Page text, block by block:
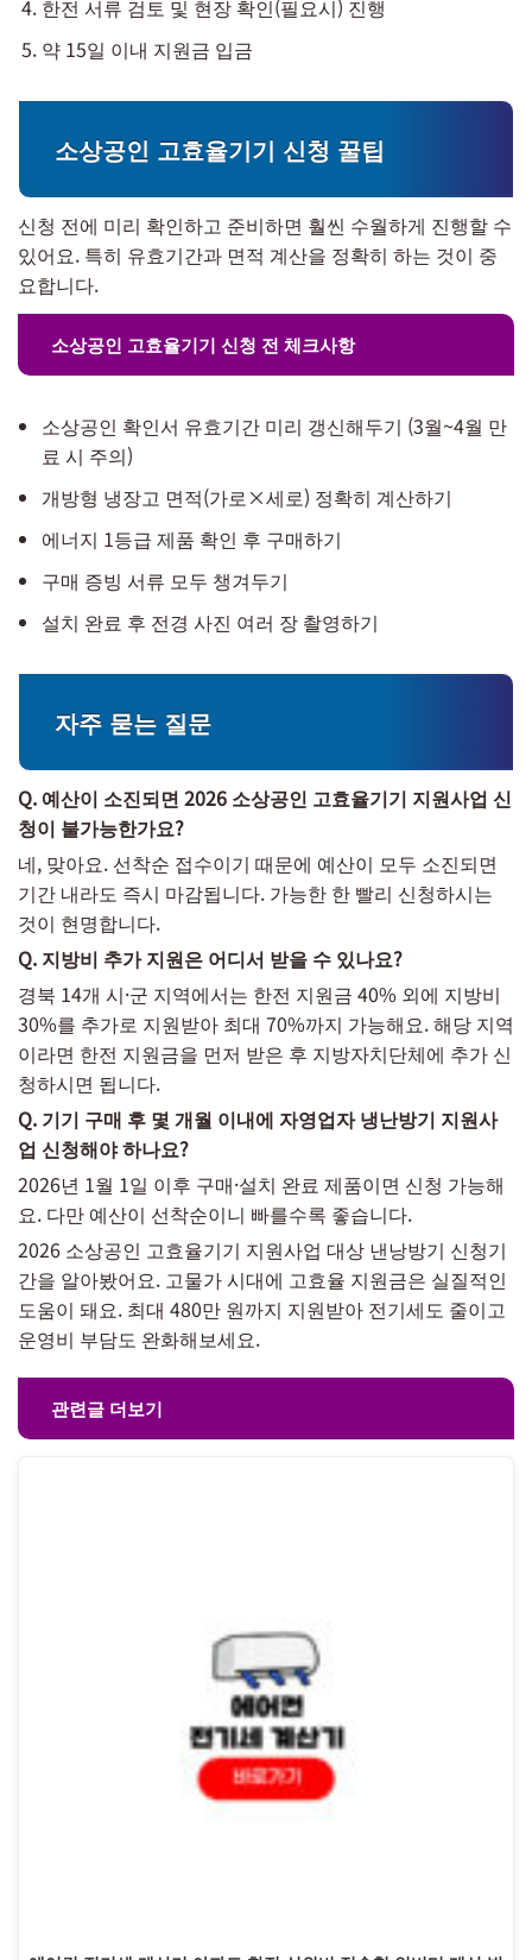
한전 서류 검토 및 현장 확인(필요시) 진행
약 15일 이내 지원금 입금
소상공인 고효율기기 신청 꿀팁
신청 전에 미리 확인하고 준비하면 훨씬 수월하게 진행할 수
있어요. 특히 유효기간과 면적 계산을 정확히 하는 것이 중
요합니다.
소상공인 고효율기기 신청 전 체크사항
소상공인 확인서 유효기간 미리 갱신해두기 (3월~4월 만
료 시 주의)
개방형 냉장고 면적(가로×세로) 정확히 계산하기
에너지 1등급 제품 확인 후 구매하기
구매 증빙 서류 모두 챙겨두기
설치 완료 후 전경 사진 여러 장 촬영하기
자주 묻는 질문
Q. 예산이 소진되면 2026 소상공인 고효율기기 지원사업 신
청이 불가능한가요?
네, 맞아요. 선착순 접수이기 때문에 예산이 모두 소진되면
기간 내라도 즉시 마감됩니다. 가능한 한 빨리 신청하시는
것이 현명합니다.
Q. 지방비 추가 지원은 어디서 받을 수 있나요?
경북 14개 시·군 지역에서는 한전 지원금 40% 외에 지방비
30%를 추가로 지원받아 최대 70%까지 가능해요. 해당 지역
이라면 한전 지원금을 먼저 받은 후 지방자치단체에 추가 신
청하시면 됩니다.
Q. 기기 구매 후 몇 개월 이내에 자영업자 냉난방기 지원사
업 신청해야 하나요?
2026년 1월 1일 이후 구매·설치 완료 제품이면 신청 가능해
요. 다만 예산이 선착순이니 빠를수록 좋습니다.
2026 소상공인 고효율기기 지원사업 대상 낸낭방기 신청기
간을 알아봤어요. 고물가 시대에 고효율 지원금은 실질적인
도움이 돼요. 최대 480만 원까지 지원받아 전기세도 줄이고
운영비 부담도 완화해보세요.
관련글 더보기